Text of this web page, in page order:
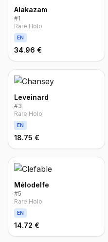
Alakazam
#1
Rare Holo
EN
34.96 €
Leveinard
#3
Rare Holo
EN
18.75 €
Mélodelfe
#5
Rare Holo
EN
14.72 €